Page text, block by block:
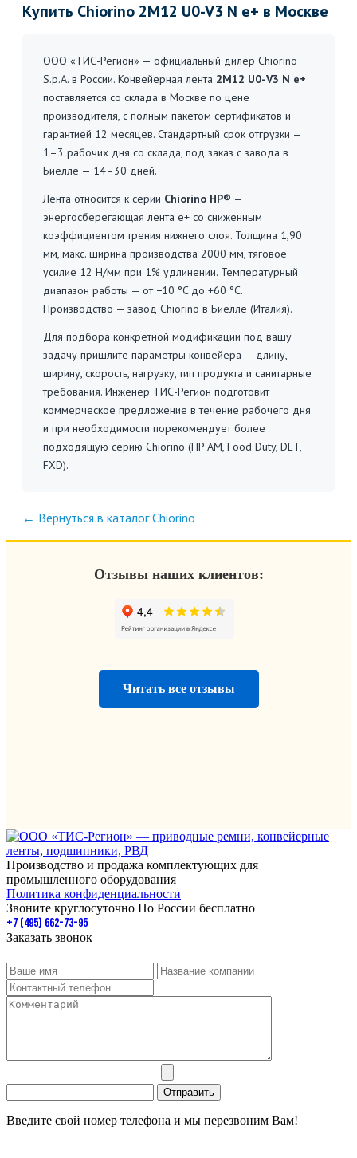
Купить Chiorino 2M12 U0-V3 N e+ в Москве
ООО «ТИС-Регион» — официальный дилер Chiorino
S.p.A. в России. Конвейерная лента 2M12 U0-V3 N e+
поставляется со склада в Москве по цене
производителя, с полным пакетом сертификатов и
гарантией 12 месяцев. Стандартный срок отгрузки —
1–3 рабочих дня со склада, под заказ с завода в
Биелле — 14–30 дней.
Лента относится к серии Chiorino HP® —
энергосберегающая лента e+ со сниженным
коэффициентом трения нижнего слоя. Толщина 1,90
мм, макс. ширина производства 2000 мм, тяговое
усилие 12 Н/мм при 1% удлинении. Температурный
диапазон работы — от −10 °C до +60 °C.
Производство — завод Chiorino в Биелле (Италия).
Для подбора конкретной модификации под вашу
задачу пришлите параметры конвейера — длину,
ширину, скорость, нагрузку, тип продукта и санитарные
требования. Инженер ТИС-Регион подготовит
коммерческое предложение в течение рабочего дня
и при необходимости порекомендует более
подходящую серию Chiorino (HP AM, Food Duty, DET,
FXD).
← Вернуться в каталог Chiorino
Отзывы наших клиентов:
Читать все отзывы
Производство и продажа комплектующих для
промышленного оборудования
Политика конфиденциальности
Звоните круглосуточно По России бесплатно
+7 (495) 662-73-95
Заказать звонок
Введите свой номер телефона и мы перезвоним Вам!